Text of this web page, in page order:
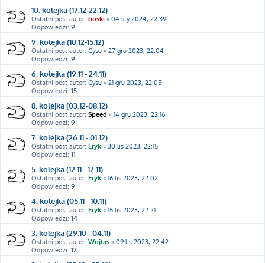
10. kolejka (17.12-22.12)
Ostatni post autor: boski « 04 sty 2024, 22:39
Odpowiedzi: 9
9. kolejka (10.12-15.12)
Ostatni post autor: Cysu « 27 gru 2023, 22:04
Odpowiedzi: 9
6. kolejka (19.11 - 24.11)
Ostatni post autor: Cysu « 21 gru 2023, 22:05
Odpowiedzi: 15
8. kolejka (03.12-08.12)
Ostatni post autor: Speed « 14 gru 2023, 22:16
Odpowiedzi: 9
7. kolejka (26.11 - 01.12)
Ostatni post autor: Eryk « 30 lis 2023, 22:15
Odpowiedzi: 11
5. kolejka (12.11 - 17.11)
Ostatni post autor: Eryk « 16 lis 2023, 22:02
Odpowiedzi: 9
4. kolejka (05.11 - 10.11)
Ostatni post autor: Eryk « 15 lis 2023, 22:21
Odpowiedzi: 14
3. kolejka (29.10 - 04.11)
Ostatni post autor: Wojtas « 09 lis 2023, 22:42
Odpowiedzi: 12